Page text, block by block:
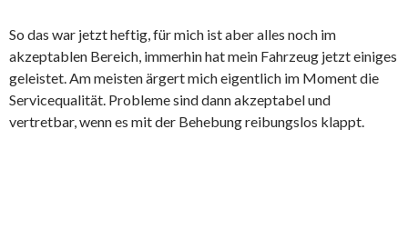
So das war jetzt heftig, für mich ist aber alles noch im
akzeptablen Bereich, immerhin hat mein Fahrzeug jetzt einiges
geleistet. Am meisten ärgert mich eigentlich im Moment die
Servicequalität. Probleme sind dann akzeptabel und
vertretbar, wenn es mit der Behebung reibungslos klappt.